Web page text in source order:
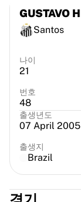
구에리 나폴리
기타 스포츠
사이클링
수달 퀵스텝
넷컴퍼니 이네오스
EF 에듀케이션
팀 제이코 알울라
사이클링 전체 보기
프랑스 럭비
글로스터 럭비
바스 럭비
ASM 클레르몽 오
GUSTAVO
Santos
나이
21
번호
48
출생년도
07 April 2005
출생지
Brazil